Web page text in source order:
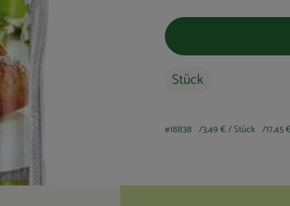
Stück
#18838 3,49 €/ Stück 17,45 €
Rezepte